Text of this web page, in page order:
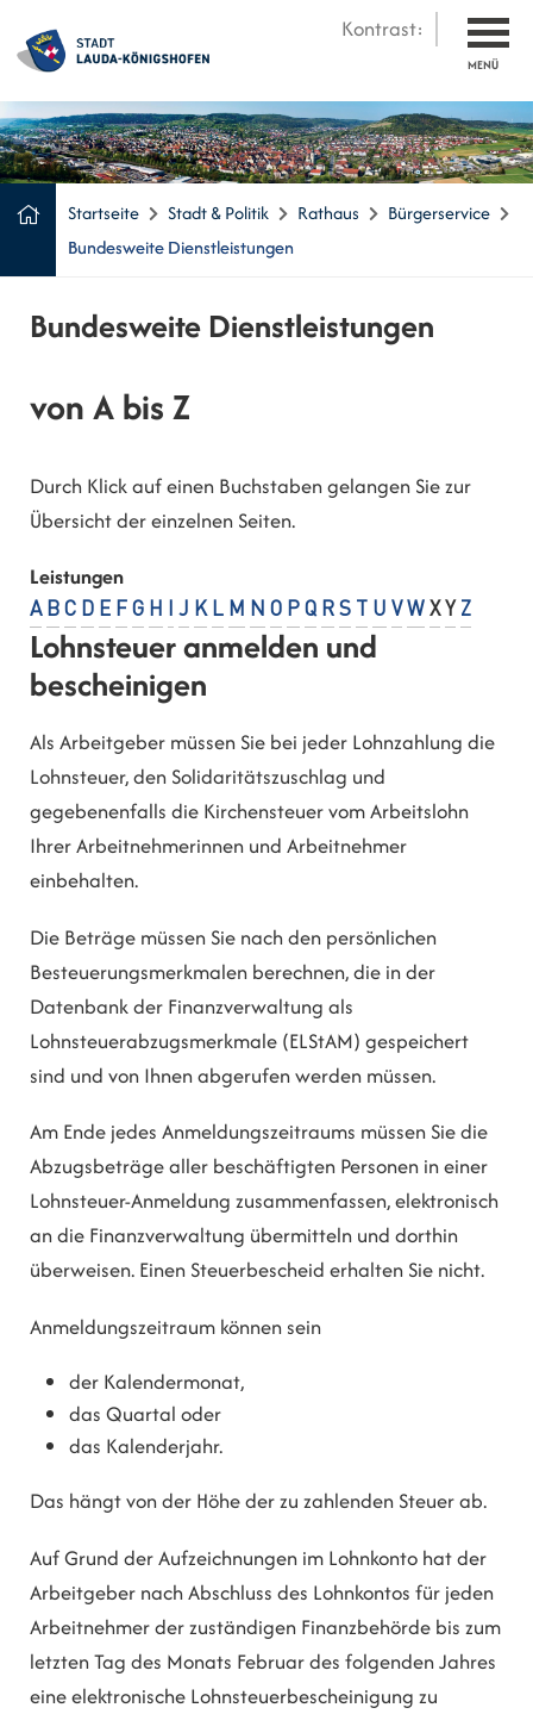
Kontrast:
MENÜ
Startseite Stadt & Politik Rathaus
Bürgerservice
Bundesweite Dienstleistungen
Bundesweite Dienstleistungen
von A bis Z
Durch Klick auf einen Buchstaben gelangen Sie zur
Übersicht der einzelnen Seiten.
Leistungen
A B C D E F G H J K L M N O P Q R S U V W X Y Z
Lohnsteuer anmelden und
bescheinigen
Als Arbeitgeber müssen Sie bei jeder Lohnzahlung die
Lohnsteuer, den Solidaritätszuschlag und
gegebenenfalls die Kirchensteuer vom Arbeitslohn
Ihrer Arbeitnehmerinnen und Arbeitnehmer
einbehalten.
Die Beträge müssen Sie nach den persönlichen
Besteuerungsmerkmalen berechnen, die in der
Datenbank der Finanzverwaltung als
Lohnsteuerabzugsmerkmale (ELStAM) gespeichert
sind und von Ihnen abgerufen werden müssen.
Am Ende jedes Anmeldungszeitraums müssen Sie die
Abzugsbeträge aller beschäftigten Personen in einer
Lohnsteuer-Anmeldung zusammenfassen, elektronisch
an die Finanzverwaltung übermitteln und dorthin
überweisen. Einen Steuerbescheid erhalten Sie nicht.
Anmeldungszeitraum können sein
der Kalendermonat,
das Quartal oder
das Kalenderjahr.
Das hängt von der Höhe der zu zahlenden Steuer ab.
Auf Grund der Aufzeichnungen im Lohnkonto hat der
Arbeitgeber nach Abschluss des Lohnkontos für jeden
Arbeitnehmer der zuständigen Finanzbehörde bis zum
letzten Tag des Monats Februar des folgenden Jahres
eine elektronische Lohnsteuerbescheinigung zu